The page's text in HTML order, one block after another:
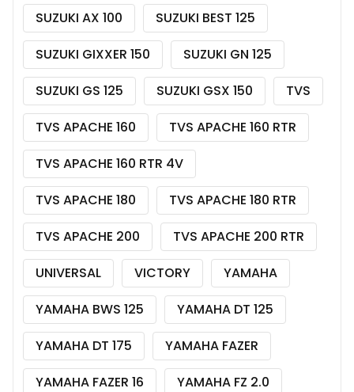
SUZUKI AX 100
SUZUKI BEST 125
SUZUKI GIXXER 150
SUZUKI GN 125
SUZUKI GS 125
SUZUKI GSX 150
TVS
TVS APACHE 160
TVS APACHE 160 RTR
TVS APACHE 160 RTR 4V
TVS APACHE 180
TVS APACHE 180 RTR
TVS APACHE 200
TVS APACHE 200 RTR
UNIVERSAL
VICTORY
YAMAHA
YAMAHA BWS 125
YAMAHA DT 125
YAMAHA DT 175
YAMAHA FAZER
YAMAHA FAZER 16
YAMAHA FZ 2.0